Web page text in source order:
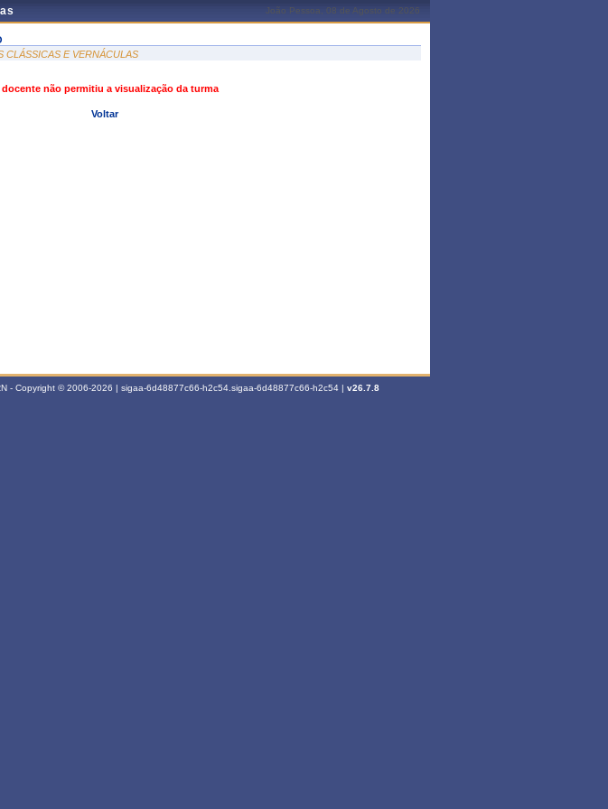
João Pessoa, 08 de Agosto de 2026
CLÁSSICAS E VERNÁCULAS
docente não permitiu a visualização da turma
Voltar
- Copyright © 2006-2026 | sigaa-6d48877c66-h2c54.sigaa-6d48877c66-h2c54 | v26.7.8